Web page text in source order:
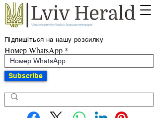
Підпишіться на нашу розсилку
Номер WhatsApp
Subscribe